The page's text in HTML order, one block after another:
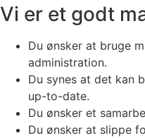
Vi er et godt
Du ønsker at bruge
administration.
Du synes at det kan
up-to-date.
Du ønsker et
Du ønsker at slippe